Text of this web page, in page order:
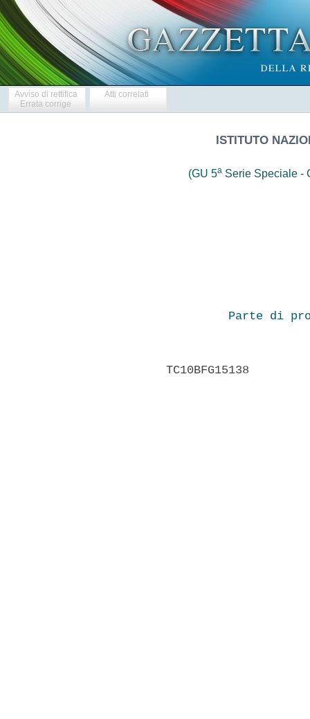
Avviso di rettifica
Errata corrige
Atti correlati
ISTITUTO
(GU 5a Serie Speciale -
Parte di